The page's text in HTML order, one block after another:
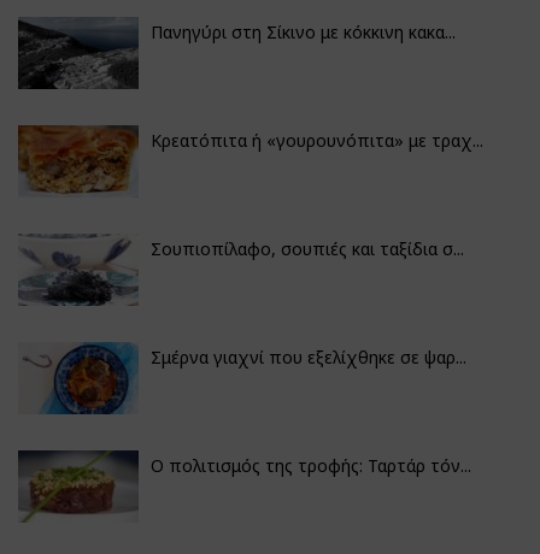
Πανηγύρι στη Σίκινο με κόκκινη κακα...
Κρεατόπιτα ή «γουρουνόπιτα» με τραχ...
Σουπιοπίλαφο, σουπιές και ταξίδια σ...
Σμέρνα γιαχνί που εξελίχθηκε σε ψαρ...
Ο πολιτισμός της τροφής: Ταρτάρ τόν...